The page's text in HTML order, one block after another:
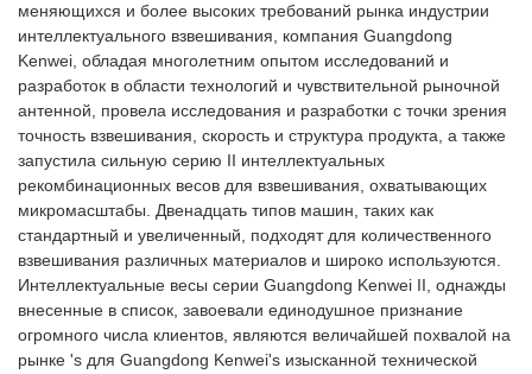
меняющихся и более высоких требований рынка индустрии
интеллектуального взвешивания, компания Guangdong
Kenwei, обладая многолетним опытом исследований и
разработок в области технологий и чувствительной рыночной
антенной, провела исследования и разработки с точки зрения
точность взвешивания, скорость и структура продукта, а также
запустила сильную серию II интеллектуальных
рекомбинационных весов для взвешивания, охватывающих
микромасштабы. Двенадцать типов машин, таких как
стандартный и увеличенный, подходят для количественного
взвешивания различных материалов и широко используются.
Интеллектуальные весы серии Guangdong Kenwei II, однажды
внесенные в список, завоевали единодушное признание
огромного числа клиентов, являются величайшей похвалой на
рынке 's для Guangdong Kenwei's изысканной технической